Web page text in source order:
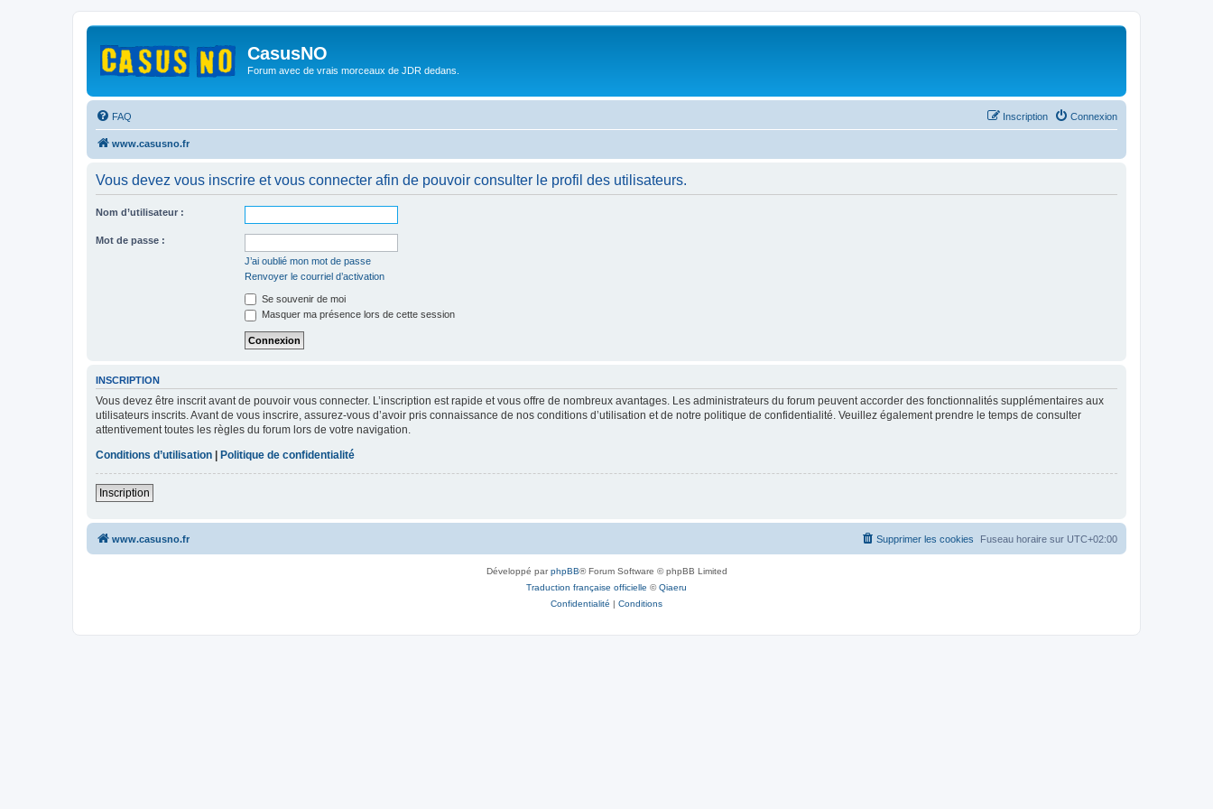
CasusNO
Forum avec de vrais morceaux de JDR dedans.
FAQ Connexion
Inscription
www.casusno.fr
Vous devez vous inscrire et vous connecter afin de pouvoir consulter le profil des utilisateurs.
Nom d’utilisateur :
Mot de passe :
J’ai oublié mon mot de passe
Renvoyer le courriel d’activation
Se souvenir de moi
Masquer ma présence lors de cette session
INSCRIPTION
Vous devez être inscrit avant de pouvoir vous connecter. L’inscription est rapide et vous offre de nombreux avantages. Les administrateurs du forum peuvent accorder des fonctionnalités supplémentaires aux
utilisateurs inscrits. Avant de vous inscrire, assurez-vous d’avoir pris connaissance de nos conditions d’utilisation et de notre politique de confidentialité. Veuillez également prendre le temps de consulter
attentivement toutes les règles du forum lors de votre navigation.
Conditions d’utilisation
Politique de confidentialité
Inscription
www.casusno.fr Fuseau horaire sur UTC+02:00
Supprimer les cookies
Développé parphpBB® Forum Software © phpBB Limited
Traduction française officielle ©Qiaeru
Confidentialité | Conditions